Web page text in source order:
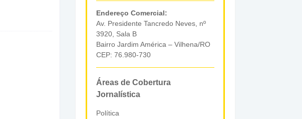
Endereço Comercial:
Av. Presidente Tancredo Neves, nº
3920, Sala B
Bairro Jardim América – Vilhena/RO
CEP: 76.980-730
Áreas de Cobertura
Jornalística
Política